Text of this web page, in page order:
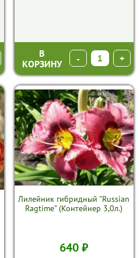
В
КОРЗИНУ
- +
Лилейник гибридный "Russian
Ragtime" (Контейнер 3,0л.)
640 ₽